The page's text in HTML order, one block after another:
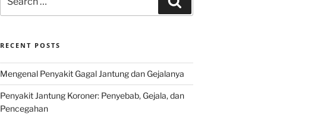
for:
RECENT POSTS
Mengenal Penyakit Gagal Jantung dan Gejalanya
Penyakit Jantung Koroner: Penyebab, Gejala, dan
Pencegahan